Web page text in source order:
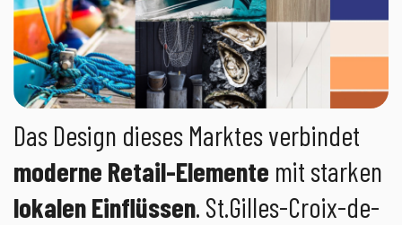
Das Design dieses Marktes verbindet
moderne Retail-Elemente mit starken
lokalen Einflüssen. St.Gilles-Croix-de-